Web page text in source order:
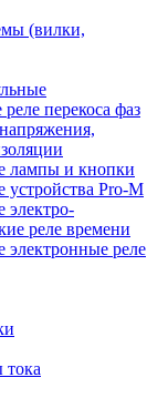
(вилки,
перекоса фаз
лампы и кнопки
Pro-M
электро-
реле времени
реле
тока